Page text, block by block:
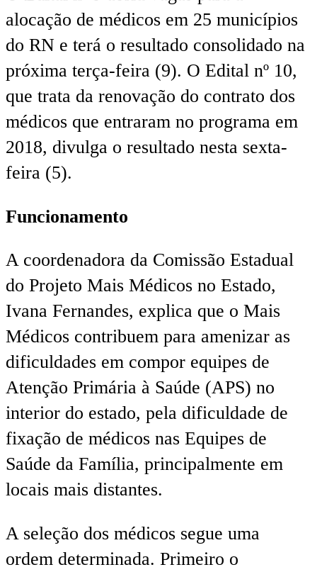
alocação de médicos em 25 municípios
do RN e terá o resultado consolidado na
próxima terça-feira (9). O Edital nº 10,
que trata da renovação do contrato dos
médicos que entraram no programa em
2018, divulga o resultado nesta sexta-
feira (5).
Funcionamento
A coordenadora da Comissão Estadual
do Projeto Mais Médicos no Estado,
Ivana Fernandes, explica que o Mais
Médicos contribuem para amenizar as
dificuldades em compor equipes de
Atenção Primária à Saúde (APS) no
interior do estado, pela dificuldade de
fixação de médicos nas Equipes de
Saúde da Família, principalmente em
locais mais distantes.
A seleção dos médicos segue uma
ordem determinada. Primeiro o